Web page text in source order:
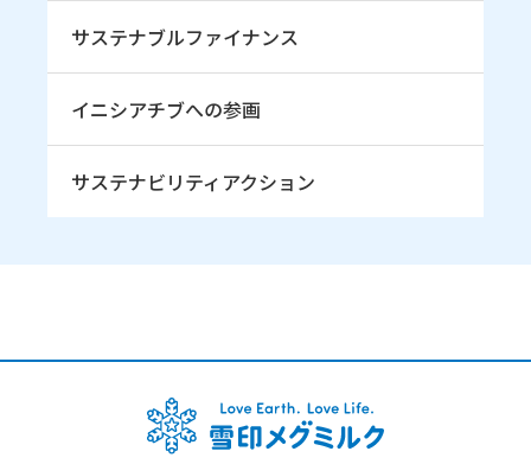
コンプライアンス意識醸成の取組み
リスクマネジメント
サステナブルファイナンス
イニシアチブへの参画
サステナビリティアクション